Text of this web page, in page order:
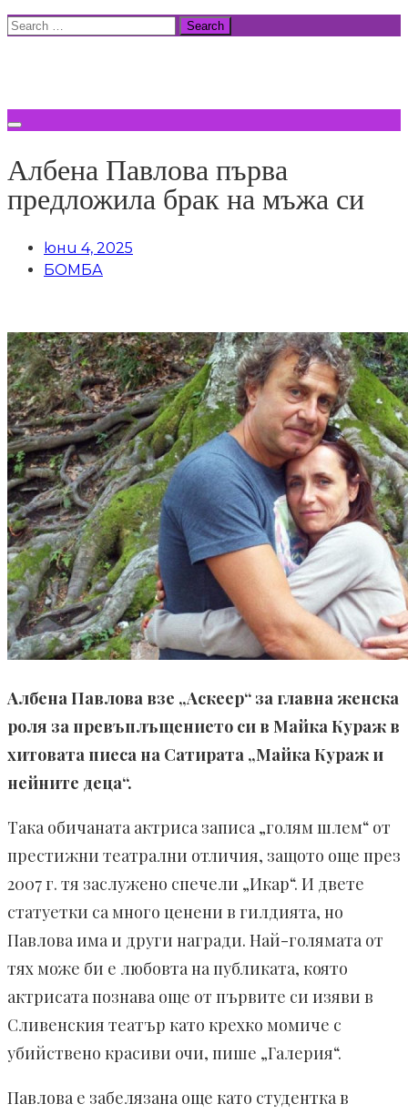
Skip
Search
Албена Павлова първа
предложила брак на мъжа си
юни 4, 2025
БОМБА
Албена Павлова взе „Аскеер“ за главна женска
роля за превъплъщението си в Майка Кураж в
хитовата пиеса на Сатирата „Майка Кураж и
нейните деца“.
Така обичаната актриса записа „голям шлем“ от
престижни театрални отличия, защото още през
2007 г. тя заслужено спечели „Икар“. И двете
статуетки са много ценени в гилдията, но
Павлова има и други награди. Най-голямата от
тях може би е любовта на публиката, която
актрисата познава още от първите си изяви в
Сливенския театър като крехко момиче с
убийствено красиви очи, пише „Галерия“.
Павлова е забелязана още като студентка в